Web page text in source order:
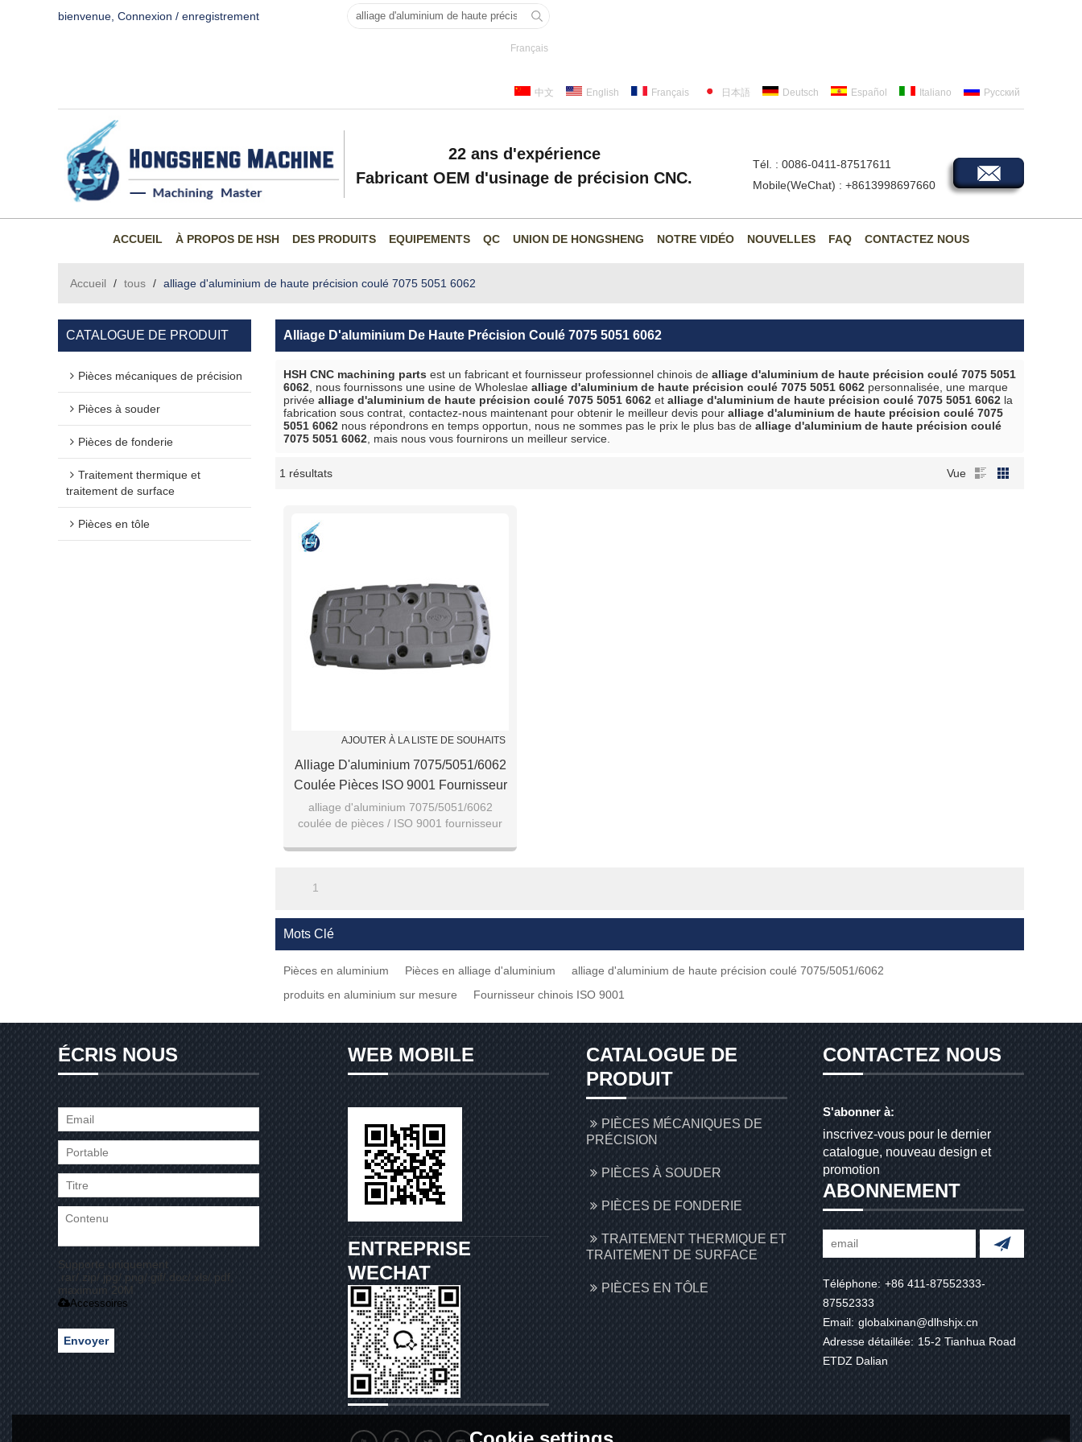
bienvenue, Connexion / enregistrement
Français
中文 English Français 日本語 Deutsch Español Italiano Русский
22 ans d'expérience
Fabricant OEM d'usinage de précision CNC.
Tél. : 0086-0411-87517611
Mobile(WeChat) : +8613998697660
ACCUEIL À PROPOS DE HSH DES PRODUITS EQUIPEMENTS QC UNION DE HONGSHENG NOTRE VIDÉO NOUVELLES FAQ CONTACTEZ NOUS
Accueil / tous / alliage d'aluminium de haute précision coulé 7075 5051 6062
CATALOGUE DE PRODUIT
Pièces mécaniques de précision
Pièces à souder
Pièces de fonderie
Traitement thermique et
traitement de surface
Pièces en tôle
Alliage D'aluminium De Haute Précision Coulé 7075 5051 6062
HSH CNC machining parts est un fabricant et fournisseur professionnel chinois de alliage d'aluminium de haute précision coulé 7075 5051
6062 , nous fournissons une usine de Wholeslae alliage d'aluminium de haute précision coulé 7075 5051 6062 personnalisée, une marque
privée alliage d'aluminium de haute précision coulé 7075 5051 6062 et alliage d'aluminium de haute précision coulé 7075 5051 6062 la
fabrication sous contrat, contactez-nous maintenant pour obtenir le meilleur devis pour alliage d'aluminium de haute précision coulé 7075
5051 6062 nous répondrons en temps opportun, nous ne sommes pas le prix le plus bas de alliage d'aluminium de haute précision coulé
7075 5051 6062 , mais nous vous fournirons un meilleur service.
1 résultats Vue
vitrine
AJOUTER À LA LISTE DE SOUHAITS
Alliage D'aluminium 7075/5051/6062
Coulée Pièces ISO 9001 Fournisseur
Chinois CNC Personnalisé Usinage
alliage d'aluminium 7075/5051/6062
coulée de pièces / ISO 9001 fournisseur
personnalisé
1
Mots Clé
Pièces en aluminium Pièces en alliage d'aluminium
alliage d'aluminium de haute précision coulé 7075/5051/6062
produits en aluminium sur mesure
Fournisseur chinois ISO 9001
ÉCRIS NOUS
Supporte uniquement
.rar/.zip/.jpg/.png/.gif/.doc/.xls/.pdf,
maximum 20M
Accessoires
Envoyer
WEB MOBILE
ENTREPRISE
WECHAT
CATALOGUE DE
PRODUIT
PIÈCES MÉCANIQUES DE
PRÉCISION
PIÈCES À SOUDER
PIÈCES DE FONDERIE
TRAITEMENT THERMIQUE ET
TRAITEMENT DE SURFACE
PIÈCES EN TÔLE
CONTACTEZ NOUS
S'abonner à:
inscrivez-vous pour le dernier
catalogue, nouveau design et
promotion
ABONNEMENT
Téléphone: +86 411-87552333-
87552333
Email: globalxinan@dlhshjx.cn
Adresse détaillée: 15-2 Tianhua Road
ETDZ Dalian